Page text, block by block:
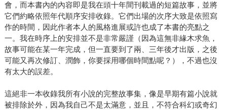
會，而本書內的內容即是我在頭十年間刊載過的短篇故事，並將
它們約略依照年代順序安排收錄。它們出場的次序大致是依照寫
作的時間，因此作者本人的風格進展或許也成了本書的亮點之
一。我在時序上的安排並不是非常嚴謹（因為這無非緣木求魚，
故事可能在某一年完成，但一直要到了兩、三年後才出版，之後
可能又再次修訂、潤飾，你要採用哪個時間點呢？），不過也沒
有太大的誤差。
這絕非一本收錄我所有小說的完整故事集，像是早期有篇小說就
被排除於外，因為我自己不是太滿意，並且，不符合科幻或奇幻